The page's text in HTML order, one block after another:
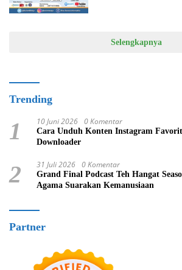
Selengkapnya
Trending
1 10 Juni 2026 0 Komentar
Cara Unduh Konten Instagram
Downloader
2 31 Juli 2026 0 Komentar
Grand Final Podcast Teh Hangat
Agama Suarakan Kemanusiaan
Partner